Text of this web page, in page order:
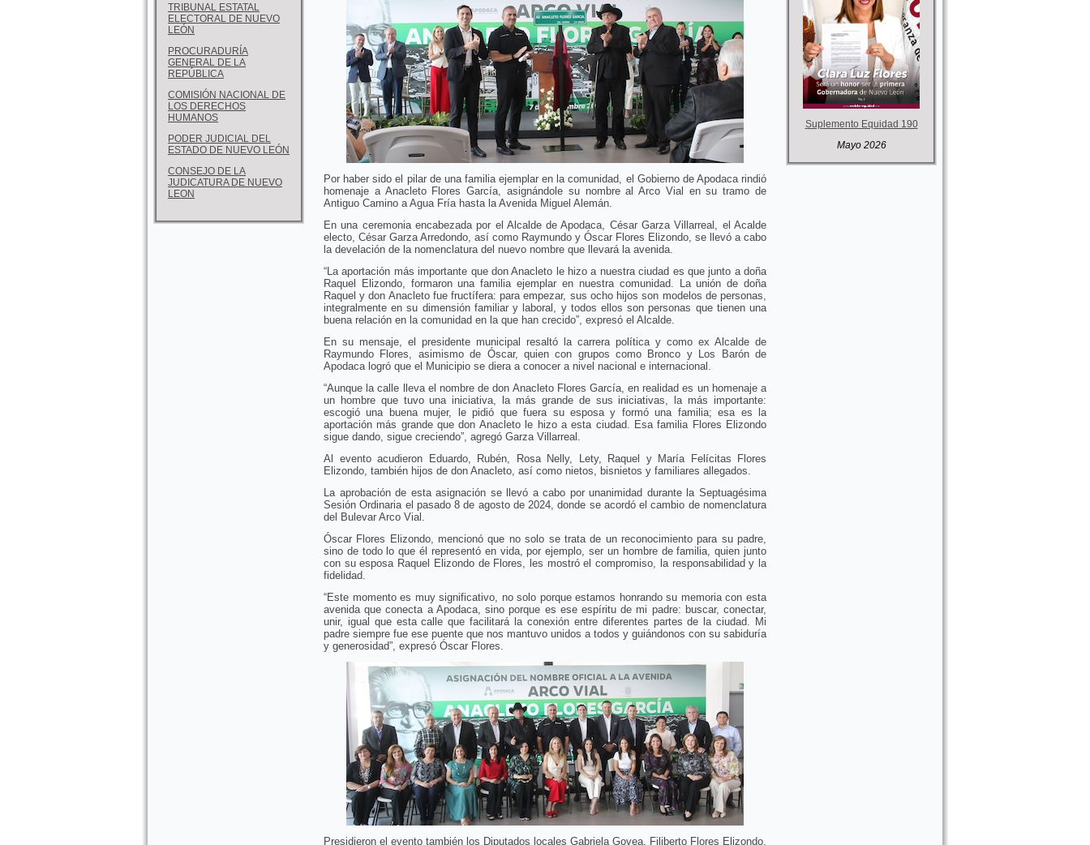
TRIBUNAL ESTATAL
ELECTORAL DE NUEVO
LEÓN
PROCURADURÍA
GENERAL DE LA
REPÚBLICA
COMISIÓN NACIONAL DE
LOS DERECHOS
HUMANOS
PODER JUDICIAL DEL
ESTADO DE NUEVO LEÓN
CONSEJO DE LA
JUDICATURA DE NUEVO
LEON
Por haber sido el pilar de una familia ejemplar en la comunidad, el Gobierno de Apodaca rindió
homenaje a Anacleto Flores García, asignándole su nombre al Arco Vial en su tramo de
Antiguo Camino a Agua Fría hasta la Avenida Miguel Alemán.
En una ceremonia encabezada por el Alcalde de Apodaca, César Garza Villarreal, el Acalde
electo, César Garza Arredondo, así como Raymundo y Óscar Flores Elizondo, se llevó a cabo
la develación de la nomenclatura del nuevo nombre que llevará la avenida.
“La aportación más importante que don Anacleto le hizo a nuestra ciudad es que junto a doña
Raquel Elizondo, formaron una familia ejemplar en nuestra comunidad. La unión de doña
Raquel y don Anacleto fue fructífera: para empezar, sus ocho hijos son modelos de personas,
integralmente en su dimensión familiar y laboral, y todos ellos son personas que tienen una
buena relación en la comunidad en la que han crecido”, expresó el Alcalde.
En su mensaje, el presidente municipal resaltó la carrera política y como ex Alcalde de
Raymundo Flores, asimismo de Óscar, quien con grupos como Bronco y Los Barón de
Apodaca logró que el Municipio se diera a conocer a nivel nacional e internacional.
“Aunque la calle lleva el nombre de don Anacleto Flores García, en realidad es un homenaje a
un hombre que tuvo una iniciativa, la más grande de sus iniciativas, la más importante:
escogió una buena mujer, le pidió que fuera su esposa y formó una familia; esa es la
aportación más grande que don Anacleto le hizo a esta ciudad. Esa familia Flores Elizondo
sigue dando, sigue creciendo”, agregó Garza Villarreal.
Al evento acudieron Eduardo, Rubén, Rosa Nelly, Lety, Raquel y María Felícitas Flores
Elizondo, también hijos de don Anacleto, así como nietos, bisnietos y familiares allegados.
La aprobación de esta asignación se llevó a cabo por unanimidad durante la Septuagésima
Sesión Ordinaria el pasado 8 de agosto de 2024, donde se acordó el cambio de nomenclatura
del Bulevar Arco Vial.
Óscar Flores Elizondo, mencionó que no solo se trata de un reconocimiento para su padre,
sino de todo lo que él representó en vida, por ejemplo, ser un hombre de familia, quien junto
con su esposa Raquel Elizondo de Flores, les mostró el compromiso, la responsabilidad y la
fidelidad.
“Este momento es muy significativo, no solo porque estamos honrando su memoria con esta
avenida que conecta a Apodaca, sino porque es ese espíritu de mi padre: buscar, conectar,
unir, igual que esta calle que facilitará la conexión entre diferentes partes de la ciudad. Mi
padre siempre fue ese puente que nos mantuvo unidos a todos y guiándonos con su sabiduría
y generosidad”, expresó Óscar Flores.
Presidieron el evento también los Diputados locales Gabriela Govea, Filiberto Flores Elizondo,
Suplemento Equidad 190
Mayo 2026